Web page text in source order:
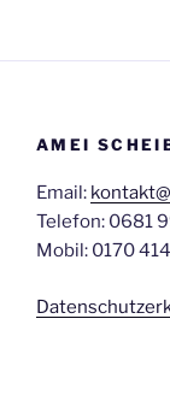
AMEI
Email:
Telefon: 0681
Mobil: 0170